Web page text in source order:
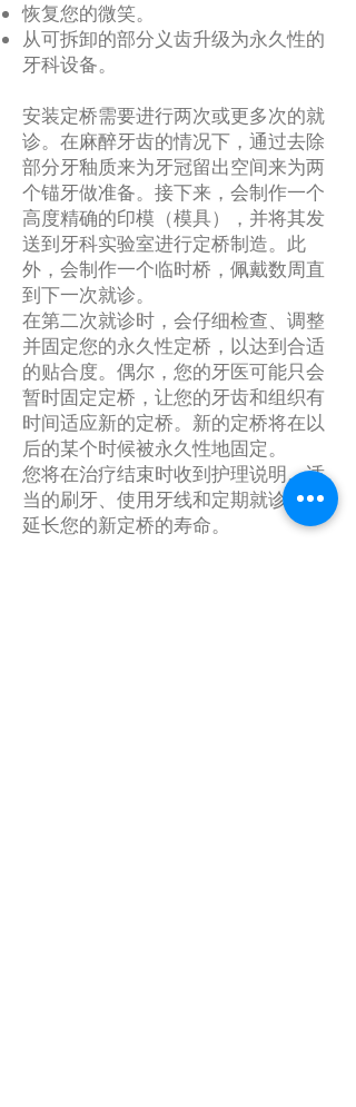
恢复您的微笑。
从可拆卸的部分义齿升级为永久性的
牙科设备。
安装定桥需要进行两次或更多次的就
诊。在麻醉牙齿的情况下，通过去除
部分牙釉质来为牙冠留出空间来为两
个锚牙做准备。接下来，会制作一个
高度精确的印模（模具），并将其发
送到牙科实验室进行定桥制造。此
外，会制作一个临时桥，佩戴数周直
到下一次就诊。
在第二次就诊时，会仔细检查、调整
并固定您的永久性定桥，以达到合适
的贴合度。偶尔，您的牙医可能只会
暂时固定定桥，让您的牙齿和组织有
时间适应新的定桥。新的定桥将在以
后的某个时候被永久性地固定。
您将在治疗结束时收到护理说明。适
当的刷牙、使用牙线和定期就诊可以
延长您的新定桥的寿命。